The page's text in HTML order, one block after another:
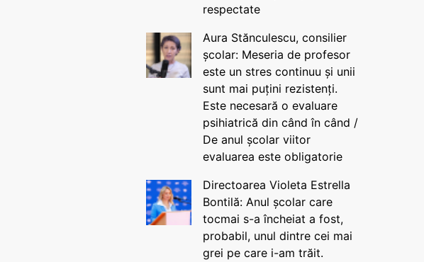
respectate
Aura Stănculescu, consilier
școlar: Meseria de profesor
este un stres continuu și unii
sunt mai puțini rezistenți.
Este necesară o evaluare
psihiatrică din când în când /
De anul școlar viitor
evaluarea este obligatorie
Directoarea Violeta Estrella
Bontilă: Anul școlar care
tocmai s-a încheiat a fost,
probabil, unul dintre cei mai
grei pe care i-am trăit.